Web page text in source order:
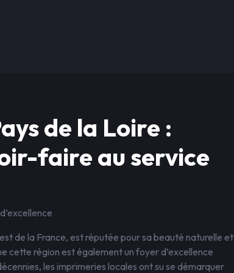
de la Loire :
faire au service
de la France, est réputée pour sa beauté naturelle et
cette région est également un foyer d’excellence
les imprimeries locales ont su se démarquer